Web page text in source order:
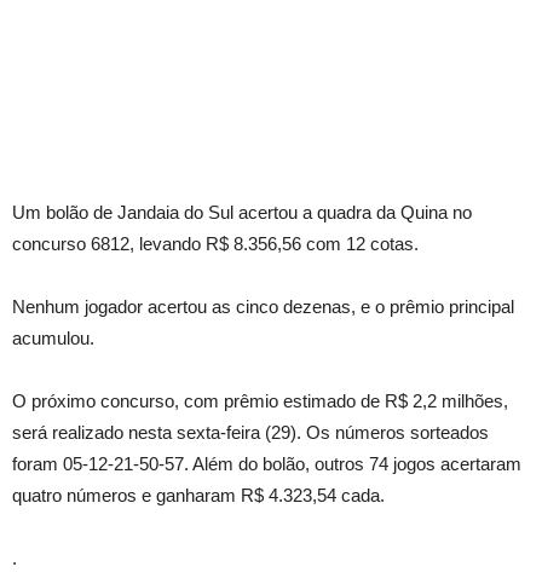
Um bolão de Jandaia do Sul acertou a quadra da Quina no
concurso 6812, levando R$ 8.356,56 com 12 cotas.
Nenhum jogador acertou as cinco dezenas, e o prêmio principal
acumulou.
O próximo concurso, com prêmio estimado de R$ 2,2 milhões,
será realizado nesta sexta-feira (29). Os números sorteados
foram 05-12-21-50-57. Além do bolão, outros 74 jogos acertaram
quatro números e ganharam R$ 4.323,54 cada.
.